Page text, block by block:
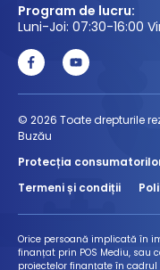
Program de lucru:
Luni-Joi: 07:30-16:00
© 2026 Toate drepturile
Buzău
Protecția
Termeni și condiții
Orice persoană implicată în
finanțat prin POS Mediu, sau
proiectelor finanțate în cadrul